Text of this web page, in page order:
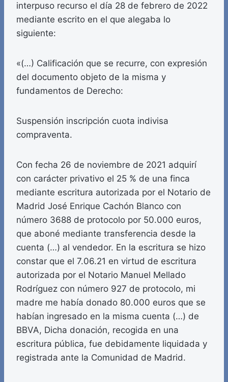
interpuso recurso el día 28 de febrero de 2022
mediante escrito en el que alegaba lo
siguiente:
«(…) Calificación que se recurre, con expresión
del documento objeto de la misma y
fundamentos de Derecho:
Suspensión inscripción cuota indivisa
compraventa.
Con fecha 26 de noviembre de 2021 adquirí
con carácter privativo el 25 % de una finca
mediante escritura autorizada por el Notario de
Madrid José Enrique Cachón Blanco con
número 3688 de protocolo por 50.000 euros,
que aboné mediante transferencia desde la
cuenta (…) al vendedor. En la escritura se hizo
constar que el 7.06.21 en virtud de escritura
autorizada por el Notario Manuel Mellado
Rodríguez con número 927 de protocolo, mi
madre me había donado 80.000 euros que se
habían ingresado en la misma cuenta (…) de
BBVA, Dicha donación, recogida en una
escritura pública, fue debidamente liquidada y
registrada ante la Comunidad de Madrid.